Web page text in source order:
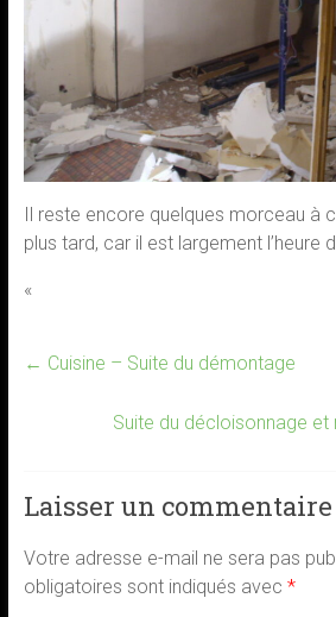
Il reste encore quelques morceau à
plus tard, car il est largement l’heure
«
← Cuisine – Suite du démontage
Suite du décloisonnage et
Laisser un commentaire
Votre adresse e-mail ne sera pas
obligatoires sont indiqués avec *